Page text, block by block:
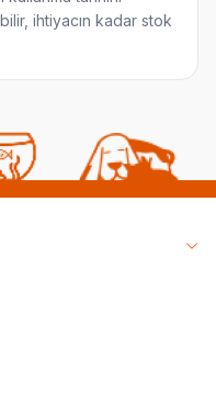
ihtiyacın kadar stok